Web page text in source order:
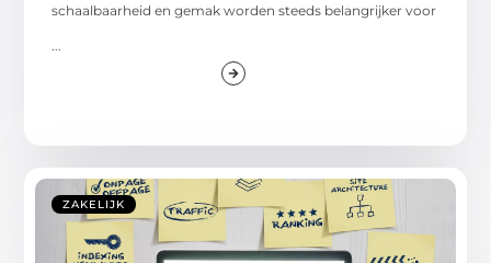
schaalbaarheid en gemak worden steeds belangrijker voor
...
ZAKELIJK